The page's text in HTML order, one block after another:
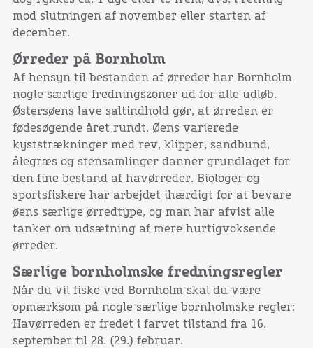
mod slutningen af november eller starten af
december.
Ørreder på Bornholm
Af hensyn til bestanden af ørreder har Bornholm
nogle særlige fredningszoner ud for alle udløb.
Østersøens lave saltindhold gør, at ørreden er
fødesøgende året rundt. Øens varierede
kyststrækninger med rev, klipper, sandbund,
ålegræs og stensamlinger danner grundlaget for
den fine bestand af havørreder. Biologer og
sportsfiskere har arbejdet ihærdigt for at bevare
øens særlige ørredtype, og man har afvist alle
tanker om udsætning af mere hurtigvoksende
ørreder.
Særlige bornholmske fredningsregler
Når du vil fiske ved Bornholm skal du være
opmærksom på nogle særlige bornholmske regler:
Havørreden er fredet i farvet tilstand fra 16.
september til 28. (29.) februar.